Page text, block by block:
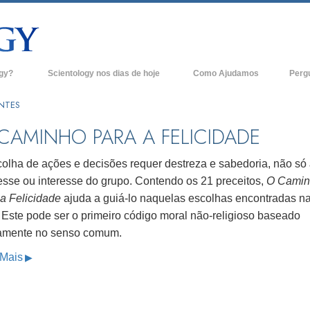
Dizem
de Scientology
Scientology nos dias de hoje
Base em Terra de Flag
Freewinds
A levar Scientology ao Mundo
Como Ajudamos
A
PARA A FELICIDADE
de ações e decisões requer destreza e sabedoria, não só
ou interesse do grupo. Contendo os 21 preceitos, O
Felicidade ajuda a guiá-lo naquelas escolhas encontradas na
pode ser o primeiro código moral não-religioso baseado
no senso comum.